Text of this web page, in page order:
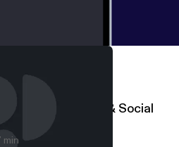
Journalism & Social
Hallenberg
min